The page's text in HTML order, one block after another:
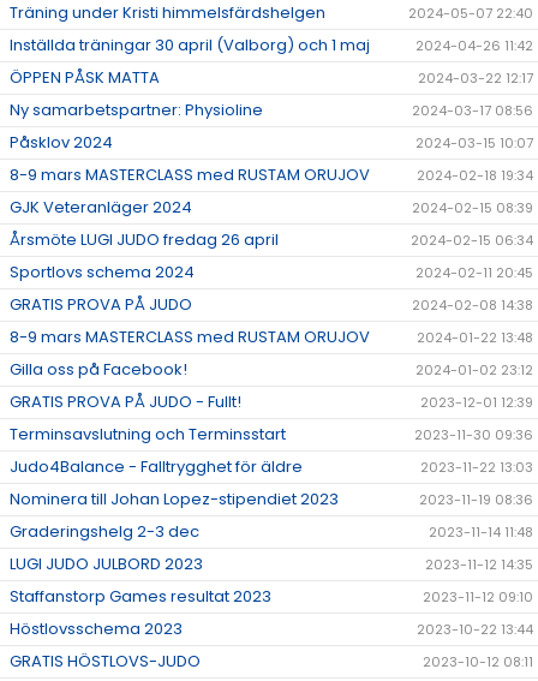
Träning under Kristi himmelsfärdshelgen 2024-05-07 22:40
Inställda träningar 30 april (Valborg) och 1 maj 2024-04-26 11:42
ÖPPEN PÅSK MATTA 2024-03-22 12:17
Ny samarbetspartner: Physioline 2024-03-17 08:56
Påsklov 2024 2024-03-15 10:07
8-9 mars MASTERCLASS med RUSTAM ORUJOV 2024-02-18 19:34
GJK Veteranläger 2024 2024-02-15 08:39
Årsmöte LUGI JUDO fredag 26 april 2024-02-15 06:34
Sportlovs schema 2024 2024-02-11 20:45
GRATIS PROVA PÅ JUDO 2024-02-08 14:38
8-9 mars MASTERCLASS med RUSTAM ORUJOV 2024-01-22 13:48
Gilla oss på Facebook! 2024-01-02 23:12
GRATIS PROVA PÅ JUDO - Fullt! 2023-12-01 12:39
Terminsavslutning och Terminsstart 2023-11-30 09:36
Judo4Balance - Falltrygghet för äldre 2023-11-22 13:03
Nominera till Johan Lopez-stipendiet 2023 2023-11-19 08:36
Graderingshelg 2-3 dec 2023-11-14 11:48
LUGI JUDO JULBORD 2023 2023-11-12 14:35
Staffanstorp Games resultat 2023 2023-11-12 09:10
Höstlovsschema 2023 2023-10-22 13:44
GRATIS HÖSTLOVS-JUDO 2023-10-12 08:11